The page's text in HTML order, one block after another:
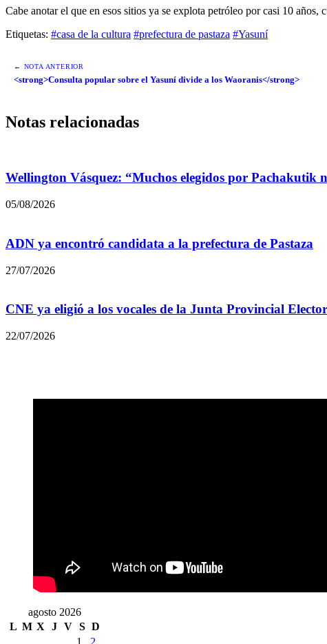
Cabe anotar el que en esos sitios ya se explota petróleo por casi 10
Etiquetas: #casa de la cultura #prefectura de pastaza #Yasuní
← NOTA ANTERIOR
<strong>Consulta popular sobre el Yasuní divide a los Waoranis</strong>
Notas relacionadas
Wellington Vásquez: “Muchos elegidos por Pachakutik
05/08/2026
ADN ya encontró candidata a la prefectura de Pastaza
27/07/2026
CNE ya eligió a los vocales de la Junta Provincial
22/07/2026
agosto 2026
L M X J V S D
1
2